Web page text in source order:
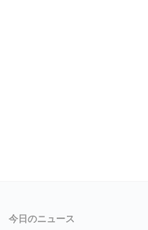
今日のニュース